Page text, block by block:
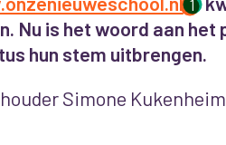
1
Nu is het woord aan het
hun stem uitbrengen.
Simone